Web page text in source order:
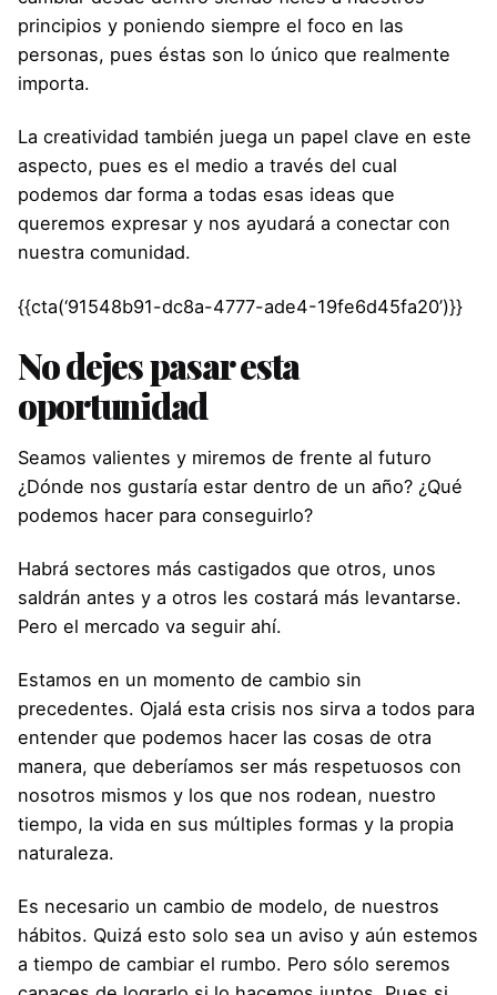
principios y poniendo siempre el foco en las
personas, pues éstas son lo único que realmente
importa.
La creatividad también juega un papel clave en este
aspecto, pues es el medio a través del cual
podemos dar forma a todas esas ideas que
queremos expresar y nos ayudará a conectar con
nuestra comunidad.
{{cta(‘91548b91-dc8a-4777-ade4-19fe6d45fa20’)}}
No dejes pasar esta
oportunidad
Seamos valientes y miremos de frente al futuro
¿Dónde nos gustaría estar dentro de un año? ¿Qué
podemos hacer para conseguirlo?
Habrá sectores más castigados que otros, unos
saldrán antes y a otros les costará más levantarse.
Pero el mercado va seguir ahí.
Estamos en un momento de cambio sin
precedentes. Ojalá esta crisis nos sirva a todos para
entender que podemos hacer las cosas de otra
manera, que deberíamos ser más respetuosos con
nosotros mismos y los que nos rodean, nuestro
tiempo, la vida en sus múltiples formas y la propia
naturaleza.
Es necesario un cambio de modelo, de nuestros
hábitos. Quizá esto solo sea un aviso y aún estemos
a tiempo de cambiar el rumbo. Pero sólo seremos